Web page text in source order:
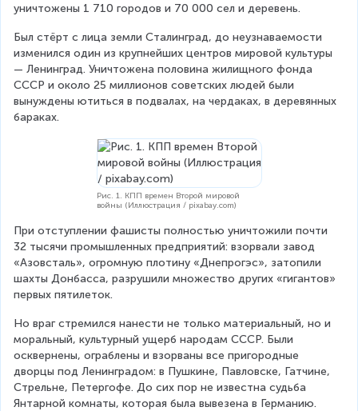
уничтожены 1 710 городов и 70 000 сел и деревень.
Был стёрт с лица земли Сталинград, до неузнаваемости
изменился один из крупнейших центров мировой культуры
— Ленинград. Уничтожена половина жилищного фонда
СССР и около 25 миллионов советских людей были
вынуждены ютиться в подвалах, на чердаках, в деревянных
бараках.
Рис. 1. КПП времен Второй мировой
войны (Иллюстрация / pixabay.com)
При отступлении фашисты полностью уничтожили почти
32 тысячи промышленных предприятий: взорвали завод
«Азовсталь», огромную плотину «Днепрогэс», затопили
шахты Донбасса, разрушили множество других «гигантов»
первых пятилеток.
Но враг стремился нанести не только материальный, но и
моральный, культурный ущерб народам СССР. Были
осквернены, ограблены и взорваны все пригородные
дворцы под Ленинградом: в Пушкине, Павловске, Гатчине,
Стрельне, Петергофе. До сих пор не известна судьба
Янтарной комнаты, которая была вывезена в Германию.